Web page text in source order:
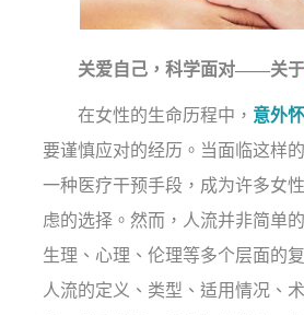
关爱自己，科学面对——关于
在女性的生命历程中， 意外
要谨慎应对的经历。当面临这样
一种医疗干预手段，成为许多女
虑的选择。然而，人流并非简单
生理、心理、伦理等多个层面的
人流的定义、类型、适用情况、